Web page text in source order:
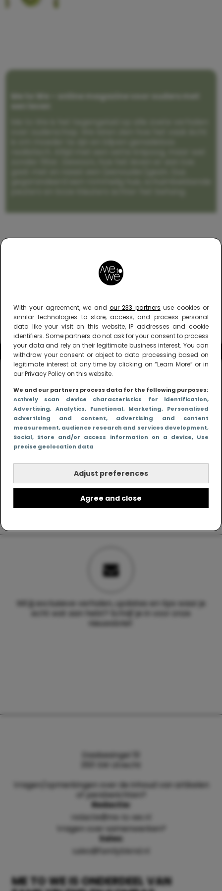
With your agreement, we and our 233 partners use cookies or
similar technologies to store, access, and process personal
data like your visit on this website, IP addresses and cookie
identifiers. Some partners do not ask for your consent to process
your data and rely on their legitimate business interest. You can
withdraw your consent or object to data processing based on
legitimate interest at any time by clicking on “Learn More” or in
our Privacy Policy on this website.
We and our partners process data for the following purposes:
Actively scan device characteristics for identification,
Advertising, Analytics, Functional, Marketing, Personalised
advertising and content, advertising and content
measurement, audience research and services development,
Social, Store and/or access information on a device, Use
precise geolocation data
Adjust preferences
Agree and close
Me to We – online magazine voor ouders met
Wil jij exclusieve verhalen, updates en tips waar je
echt wat aan hebt? Schrijf je in voor onze
nieuwsbrief.
ME TO WE IS ONDERDEEL VAN
Daalsesingel 51
3511 SW Utrecht
Vragen/opmerkingen over de inhoud van artikelen
of persberichten?
Redactie:
redactie@me-to-we.nl
Vragen over samenwerken?
Sales:
sales@familyblend.nl